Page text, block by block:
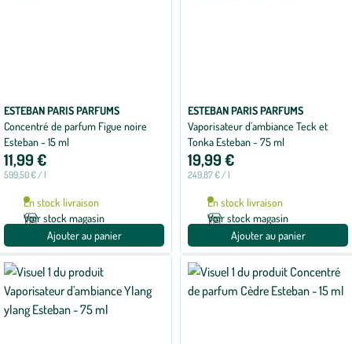
ESTEBAN PARIS PARFUMS
Concentré de parfum Figue noire
Esteban - 15 ml
11,99 €
599,50 € / l
En stock livraison
Voir stock magasin
Ajouter au panier
ESTEBAN PARIS PARFUMS
Vaporisateur d'ambiance Teck et
Tonka Esteban - 75 ml
19,99 €
249,87 € / l
En stock livraison
Voir stock magasin
Ajouter au panier